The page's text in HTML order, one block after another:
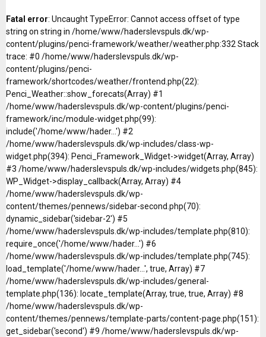
Fatal error: Uncaught TypeError: Cannot access offset of type
string on string in /home/www/haderslevspuls.dk/wp-
content/plugins/penci-framework/weather/weather.php:332 Stack
trace: #0 /home/www/haderslevspuls.dk/wp-
content/plugins/penci-
framework/shortcodes/weather/frontend.php(22):
Penci_Weather::show_forecats(Array) #1
/home/www/haderslevspuls.dk/wp-content/plugins/penci-
framework/inc/module-widget.php(99):
include('/home/www/hader...') #2
/home/www/haderslevspuls.dk/wp-includes/class-wp-
widget.php(394): Penci_Framework_Widget->widget(Array, Array)
#3 /home/www/haderslevspuls.dk/wp-includes/widgets.php(845):
WP_Widget->display_callback(Array, Array) #4
/home/www/haderslevspuls.dk/wp-
content/themes/pennews/sidebar-second.php(70):
dynamic_sidebar('sidebar-2') #5
/home/www/haderslevspuls.dk/wp-includes/template.php(810):
require_once('/home/www/hader...') #6
/home/www/haderslevspuls.dk/wp-includes/template.php(745):
load_template('/home/www/hader...', true, Array) #7
/home/www/haderslevspuls.dk/wp-includes/general-
template.php(136): locate_template(Array, true, true, Array) #8
/home/www/haderslevspuls.dk/wp-
content/themes/pennews/template-parts/content-page.php(151):
get_sidebar('second') #9 /home/www/haderslevspuls.dk/wp-